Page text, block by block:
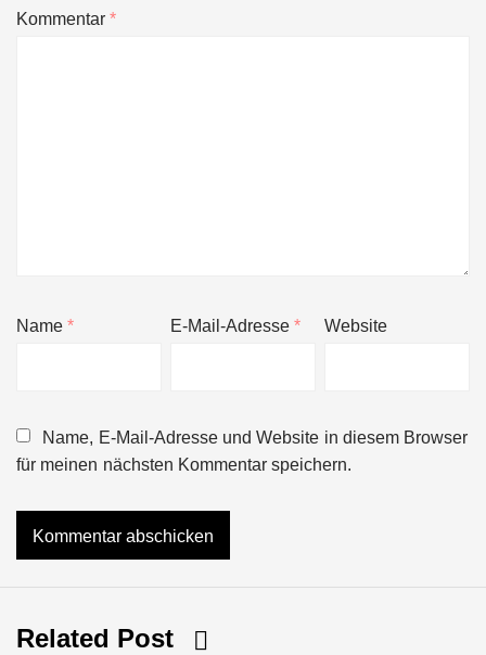
Kommentar*
Name* E-Mail-Adresse* Website
Name, E-Mail-Adresse und Website in diesem Browser
für meinen nächsten Kommentar speichern.
Related Post